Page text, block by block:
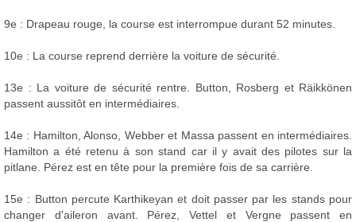
9e : Drapeau rouge, la course est interrompue durant 52 minutes.
10e : La course reprend derrière la voiture de sécurité.
13e : La voiture de sécurité rentre. Button, Rosberg et Räikkönen
passent aussitôt en intermédiaires.
14e : Hamilton, Alonso, Webber et Massa passent en intermédiaires.
Hamilton a été retenu à son stand car il y avait des pilotes sur la
pitlane. Pérez est en tête pour la première fois de sa carrière.
15e : Button percute Karthikeyan et doit passer par les stands pour
changer d'aileron avant. Pérez, Vettel et Vergne passent en